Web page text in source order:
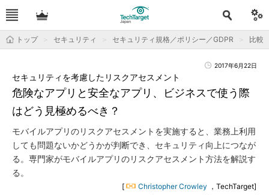
トップ セキュリティ セキュリティ規格／ポリシー／GDPR 比較
2017年6月22日
危険なアプリと安全なアプリ、ビジネスで使う際
はどう見極めるべき？
セキュリティを考慮したリスクアセスメント
モバイルアプリのリスクアセスメントを実施すると、業務上利用
しても問題ないかどうかが判断でき、セキュリティ向上につなが
る。専門家がモバイルアプリのリスクアセスメント方法を解説す
る。
[ Christopher Crowley ，TechTarget]